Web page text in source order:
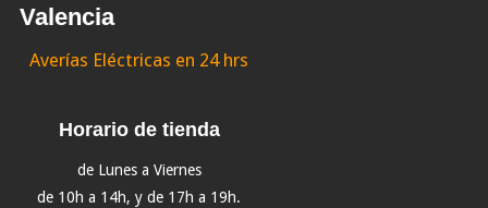
Valencia
Averías Eléctricas en 24 hrs
Horario de tienda
de Lunes a Viernes
de 10h a 14h, y de 17h a 19h.